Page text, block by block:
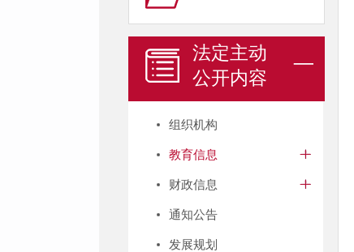
法定主动
公开内容
组织机构
教育信息
财政信息
通知公告
发展规划